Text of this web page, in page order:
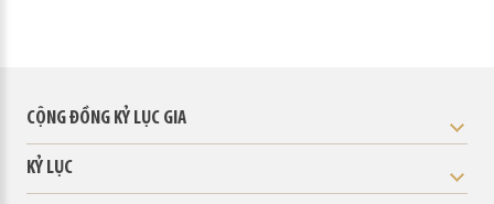
CỘNG ĐỒNG KỶ LỤC GIA
KỶ LỤC